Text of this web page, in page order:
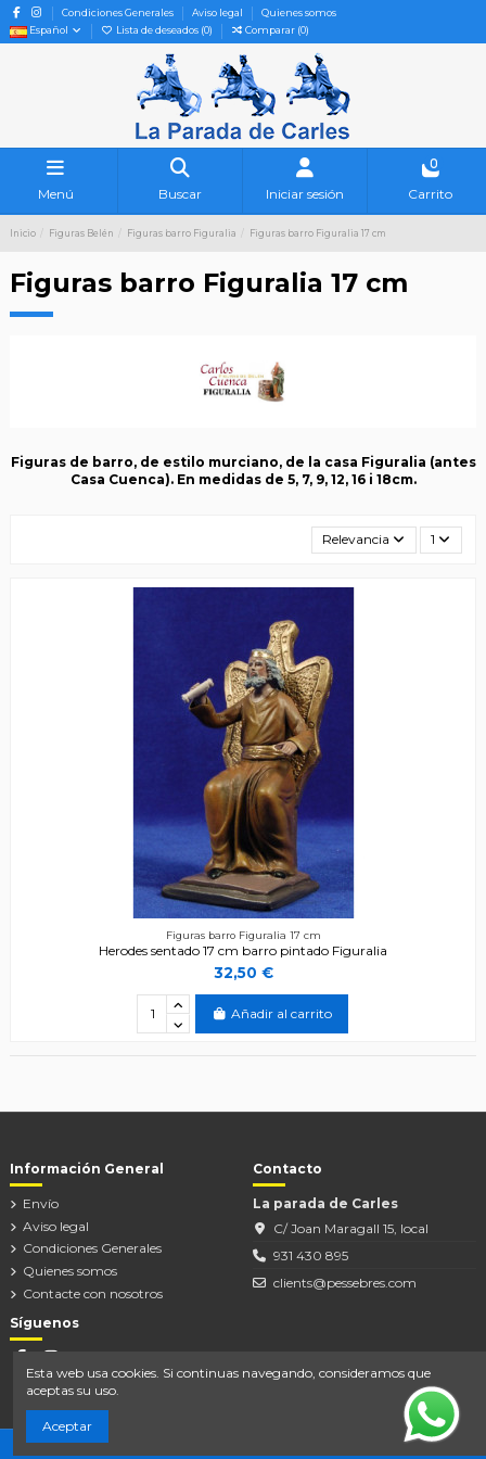
Condiciones Generales Aviso legal
Quienes somos
Español
Lista de deseados (0) Comparar (0)
Menú Buscar Iniciar sesión
0
Carrito
Inicio Figuras Belén Figuras barro Figuralia Figuras barro Figuralia 17 cm
Figuras barro Figuralia 17 cm
Figuras de barro, de estilo murciano, de la casa Figuralia (antes
Casa Cuenca). En medidas de 5, 7, 9, 12, 16 i 18cm.
Relevancia 1
Figuras barro Figuralia 17 cm
Herodes sentado 17 cm barro pintado Figuralia
32,50 €
Añadir al carrito
Información General
Envío
Aviso legal
Condiciones Generales
Quienes somos
Contacte con nosotros
Contacto
La parada de Carles
C/ Joan Maragall 15, local
931 430 895
clients@pessebres.com
Síguenos
Esta web usa cookies. Si continuas navegando, consideramos que
aceptas su uso.
Aceptar